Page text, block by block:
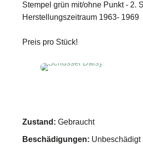
Stempel grün mit/ohne Punkt - 2.
Herstellungszeitraum 1963- 1969
Preis pro Stück!
Zustand: Gebraucht
Beschädigungen: Unbeschädigt